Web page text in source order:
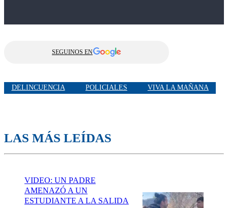
SEGUINOS EN
DELINCUENCIA POLICIALES VIVA LA MAÑANA
LAS MÁS LEÍDAS
VIDEO: UN PADRE
AMENAZÓ A UN
ESTUDIANTE A LA SALIDA